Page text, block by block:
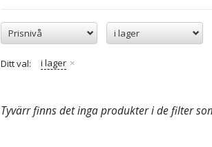
Prisnivå i lager
Ditt val: i lager
Tyvärr finns det inga produkter i de filter